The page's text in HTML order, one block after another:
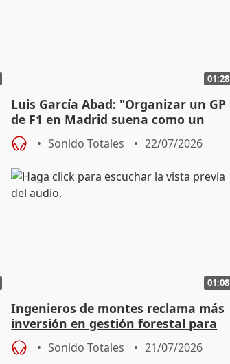
01:28
Luis García Abad: "Organizar un GP
de F1 en Madrid suena como un
unicornio"
Sonido Totales 22/07/2026
01:08
Ingenieros de montes reclama más
inversión en gestión forestal para
prevenir grandes incendios
Sonido Totales 21/07/2026